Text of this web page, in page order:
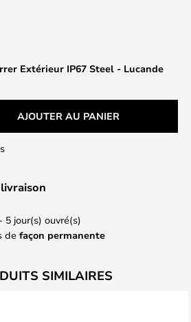
Extérieur IP67 Steel - Lucande
AJOUTER AU PANIER
5 jour(s) ouvré(s)
de façon permanente
SIMILAIRES